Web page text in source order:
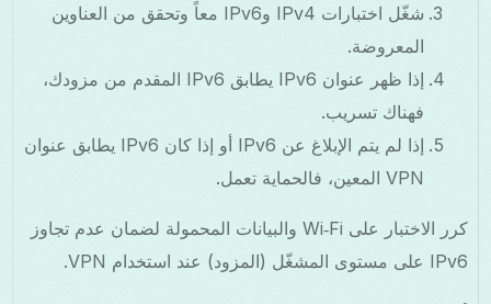
شغّل اختبارات IPv4 وIPv6 معاً وتحقق من العناوين
المعروضة.
إذا ظهر عنوان IPv6 يطابق IPv6 المقدم من مزودك،
فهناك تسريب.
إذا لم يتم الإبلاغ عن IPv6 أو إذا كان IPv6 يطابق عنوان
VPN المعين، فالحماية تعمل.
كرر الاختبار على Wi‑Fi والبيانات المحمولة لضمان عدم تجاوز
IPv6 على مستوى المشغّل (المزود) عند استخدام VPN.